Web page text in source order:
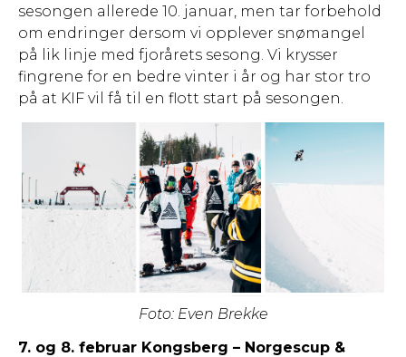
sesongen allerede 10. januar, men tar forbehold
om endringer dersom vi opplever snømangel
på lik linje med fjorårets sesong. Vi krysser
fingrene for en bedre vinter i år og har stor tro
på at KIF vil få til en flott start på sesongen.
Foto: Even Brekke
7. og 8. februar Kongsberg – Norgescup &